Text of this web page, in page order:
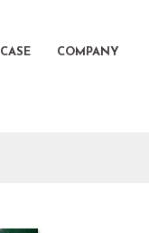
CASE COMPANY